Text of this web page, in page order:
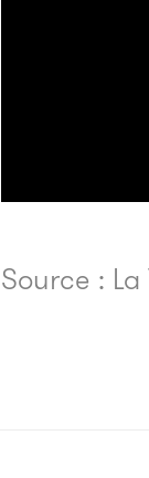
Source :